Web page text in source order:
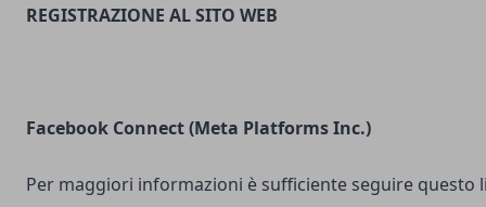
REGISTRAZIONE AL SITO WEB
Facebook Connect (Meta Platforms Inc.)
Per maggiori informazioni è sufficiente seguire questo